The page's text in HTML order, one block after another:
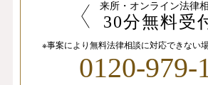
来所・オンライン法律
30分無料受
※事案により無料法律相談に対応できない
0120-979-